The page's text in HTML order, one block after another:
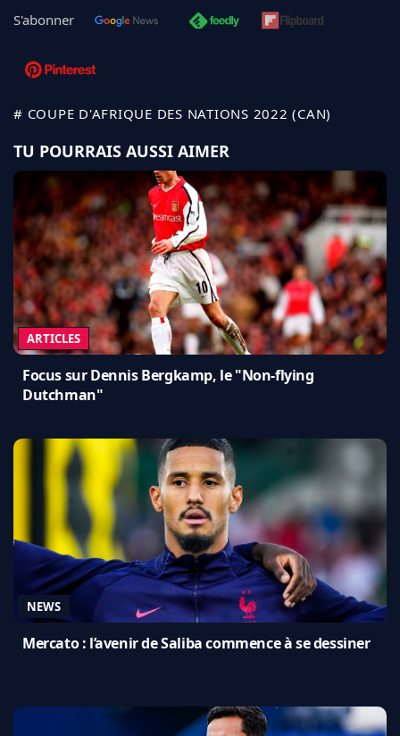
S'abonner
# COUPE D'AFRIQUE DES NATIONS 2022 (CAN)
TU POURRAIS AUSSI AIMER
ARTICLES
Focus sur Dennis Bergkamp, le "Non-flying
Dutchman"
NEWS
Mercato : l’avenir de Saliba commence à se dessiner